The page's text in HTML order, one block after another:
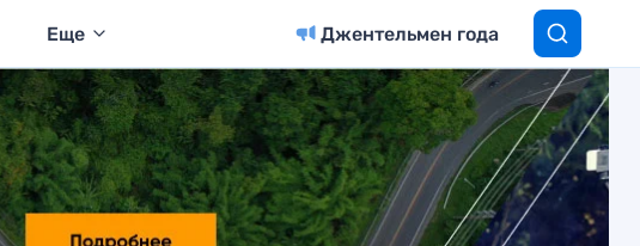
Еще Джентельмен года